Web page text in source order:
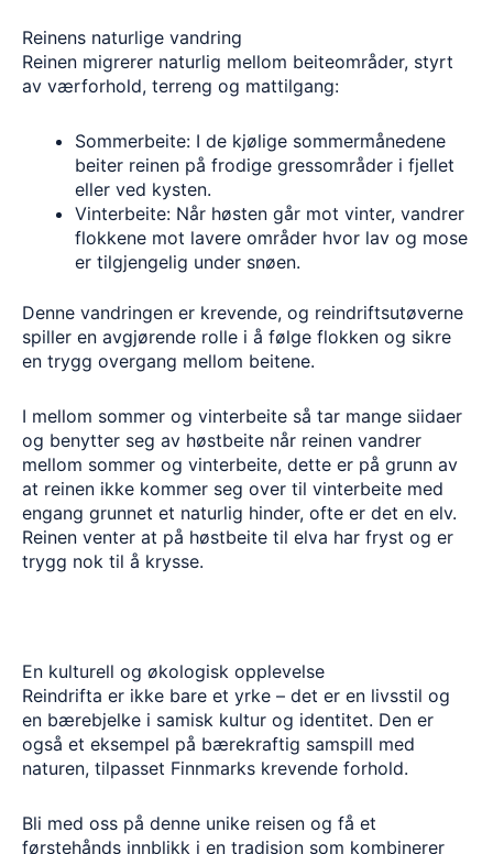
Reinens naturlige vandring
Reinen migrerer naturlig mellom beiteområder, styrt
av værforhold, terreng og mattilgang:
Sommerbeite: I de kjølige sommermånedene
beiter reinen på frodige gressområder i fjellet
eller ved kysten.
Vinterbeite: Når høsten går mot vinter, vandrer
flokkene mot lavere områder hvor lav og mose
er tilgjengelig under snøen.
Denne vandringen er krevende, og reindriftsutøverne
spiller en avgjørende rolle i å følge flokken og sikre
en trygg overgang mellom beitene.
I mellom sommer og vinterbeite så tar mange siidaer
og benytter seg av høstbeite når reinen vandrer
mellom sommer og vinterbeite, dette er på grunn av
at reinen ikke kommer seg over til vinterbeite med
engang grunnet et naturlig hinder, ofte er det en elv.
Reinen venter at på høstbeite til elva har fryst og er
trygg nok til å krysse.
En kulturell og økologisk opplevelse
Reindrifta er ikke bare et yrke – det er en livsstil og
en bærebjelke i samisk kultur og identitet. Den er
også et eksempel på bærekraftig samspill med
naturen, tilpasset Finnmarks krevende forhold.
Bli med oss på denne unike reisen og få et
førstehånds innblikk i en tradisjon som kombinerer